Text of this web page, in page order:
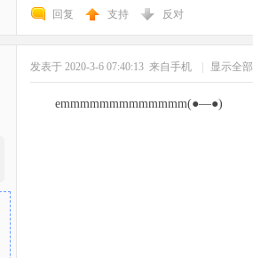
回复 支持 反对
发表于 2020-3-6 07:40:13 来自手机 显示全
emmmmmmmmmmmmm(●—●)